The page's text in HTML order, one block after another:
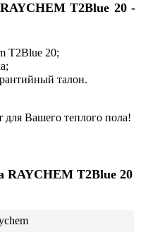
RAYCHEM T2Blue 20 -
T2Blue 20;
талон.
для Вашего теплого пола!
RAYCHEM T2Blue 20